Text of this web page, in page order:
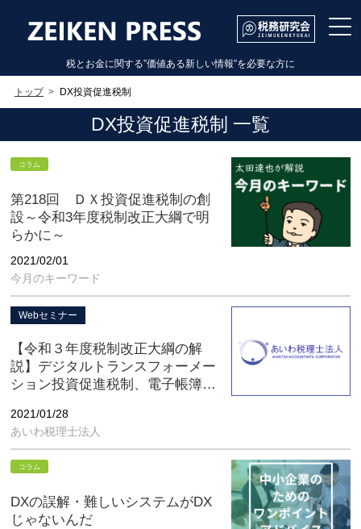
税とお金に関する”価値ある新しい情報”を必要な方に
トップ DX投資促進税制
DX投資促進税制 一覧
コラム
第218回 ＤＸ投資促進税制の創
設～令和3年度税制改正大綱で明
らかに～
2021/02/01
今月のキーワード
Webセミナー
【令和３年度税制改正大綱の解
説】デジタルトランスフォーメー
ション投資促進税制、電子帳簿等
［あいわ税理士法人ミニWebセミ
ナー］
2021/01/28
あいわ税理士法人
コラム
DXの誤解・難しいシステムがDX
じゃないんだ